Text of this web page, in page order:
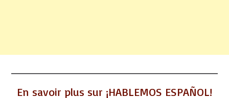
En savoir plus sur ¡HABLEMOS ESPAÑOL!